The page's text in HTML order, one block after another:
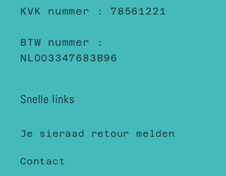
KVK nummer : 78561221
BTW nummer :
NL003347683B96
Snelle links
Je sieraad retour melden
Contact